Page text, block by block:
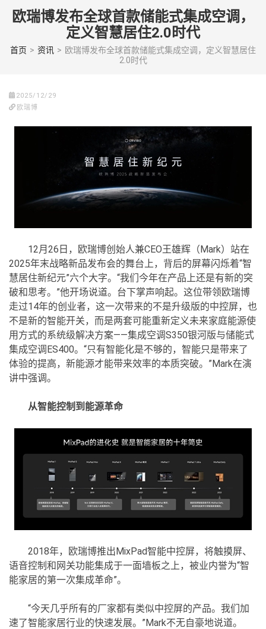
(Press
欧瑞博发布全球首款储能式集成空调，
定义智慧居住2.0时代
首页 > 资讯 > 欧瑞博发布全球首款储能式集成空调，定义智慧居住
2.0时代
2025/12/29
欧瑞博
12月26日，欧瑞博创始人兼CEO王雄辉（Mark）站在
2025年末战略新品发布会的舞台上，背后的屏幕闪烁着“智
慧居住新纪元”六个大字。“我们今年在产品上还是有新的突
破和思考。”他开场说道。台下掌声响起。这位带领欧瑞博
走过14年的创业者，这一次带来的不是升级版的中控屏，也
不是新的智能开关，而是两套可能重新定义未来家庭能源使
用方式的系统级解决方案——集成空调S350银河版与储能式
集成空调ES400。“只有智能化是不够的，智能只是带来了
体验的提高，新能源才能带来效率的本质突破。”Mark在演
讲中强调。
从智能控制到能源革命
2018年，欧瑞博推出MixPad智能中控屏，将触摸屏、
语音控制和网关功能集成于一面墙板之上，被业内誉为“智
能家居的第一次集成革命”。
“今天几乎所有的厂家都有类似中控屏的产品。我们加
速了智能家居行业的快速发展。”Mark不无自豪地说道。